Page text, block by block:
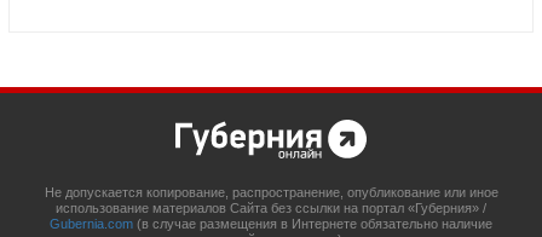
Не допускается копирование, распространение, опубликование или иное
использование материалов Сайта без ссылки на портал «Губерния» /
Gubernia.com (в случае размещения в Интернете обязательно наличие